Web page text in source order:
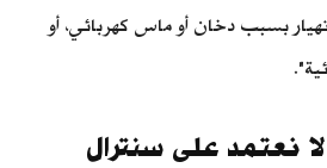
بسبب دخان أو ماس كهربائي، أو
نعتمد على سنترال